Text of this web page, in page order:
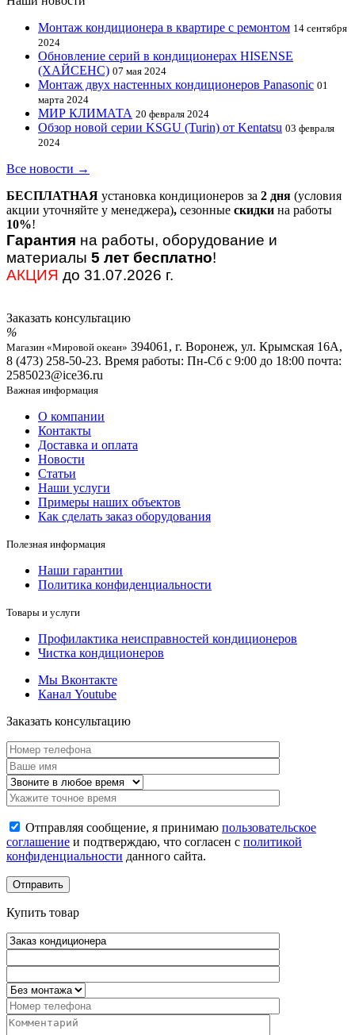
Монтаж кондиционера в квартире с ремонтом 14 сентября
2024
Обновление серий в кондиционерах HISENSE
(ХАЙСЕНС) 07 мая 2024
Монтаж двух настенных кондиционеров Panasonic 01
марта 2024
МИР КЛИМАТА 20 февраля 2024
Обзор новой серии KSGU (Turin) от Kentatsu 03 февраля
2024
Все новости →
БЕСПЛАТНАЯ установка кондиционеров за 2 дня (условия
акции уточняйте у менеджера), сезонные скидки на работы
10%!
Гарантия на работы, оборудование и
материалы 5 лет бесплатно!
АКЦИЯ до 31.07.2026 г.
Заказать консультацию
Магазин «Мировой океан» 394061, г. Воронеж, ул. Крымская 16А,
8 (473) 258-50-23. Время работы: Пн-Сб с 9:00 до 18:00 почта:
2585023@ice36.ru
Важная информация
О компании
Контакты
Доставка и оплата
Новости
Статьи
Наши услуги
Примеры наших объектов
Как сделать заказ оборудования
Полезная информация
Наши гарантии
Политика конфиденциальности
Товары и услуги
Профилактика неисправностей кондиционеров
Чистка кондиционеров
Мы Вконтакте
Канал Youtube
Заказать консультацию
Отправляя сообщение, я принимаю пользовательское
соглашение и подтверждаю, что согласен с политикой
конфиденциальности данного сайта.
Купить товар